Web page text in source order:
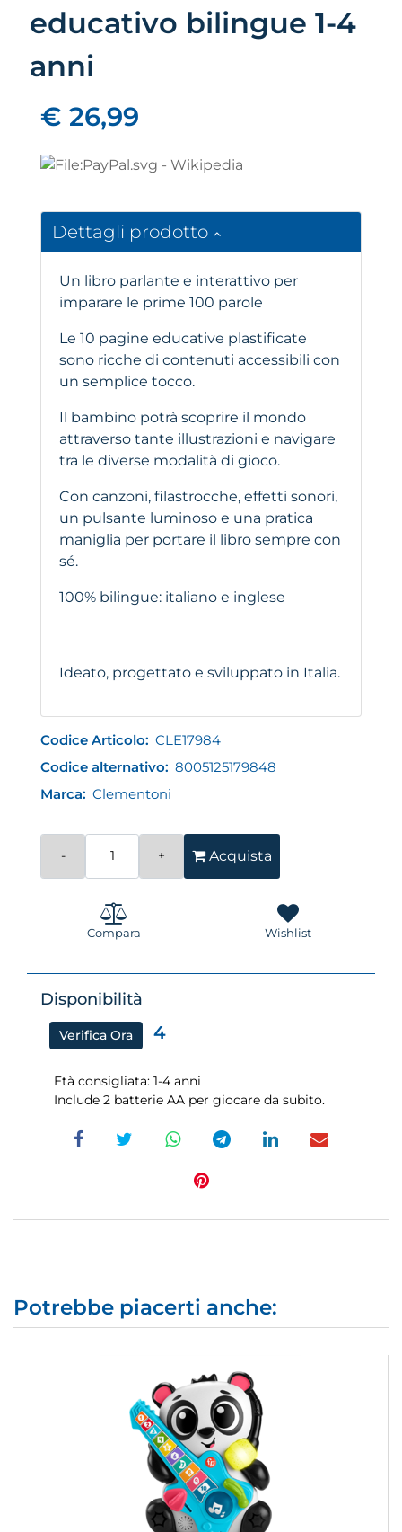
educativo bilingue 1-4
anni
€ 26,99
Dettagli prodotto
Un libro parlante e interattivo per
imparare le prime 100 parole
Le 10 pagine educative plastificate
sono ricche di contenuti accessibili con
un semplice tocco.
Il bambino potrà scoprire il mondo
attraverso tante illustrazioni e navigare
tra le diverse modalità di gioco.
Con canzoni, filastrocche, effetti sonori,
un pulsante luminoso e una pratica
maniglia per portare il libro sempre con
sé.
100% bilingue: italiano e inglese
Ideato, progettato e sviluppato in Italia.
Codice Articolo: CLE17984
Codice alternativo: 8005125179848
Marca: Clementoni
Acquista
Compara Wishlist
Disponibilità
Verifica Ora 4
Età consigliata: 1-4 anni
Include 2 batterie AA per giocare da subito.
Potrebbe piacerti anche: